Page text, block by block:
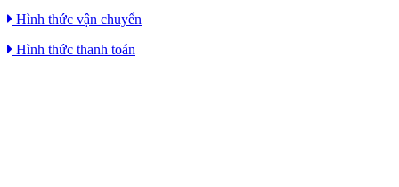
Hình thức vận chuyển
Hình thức thanh toán